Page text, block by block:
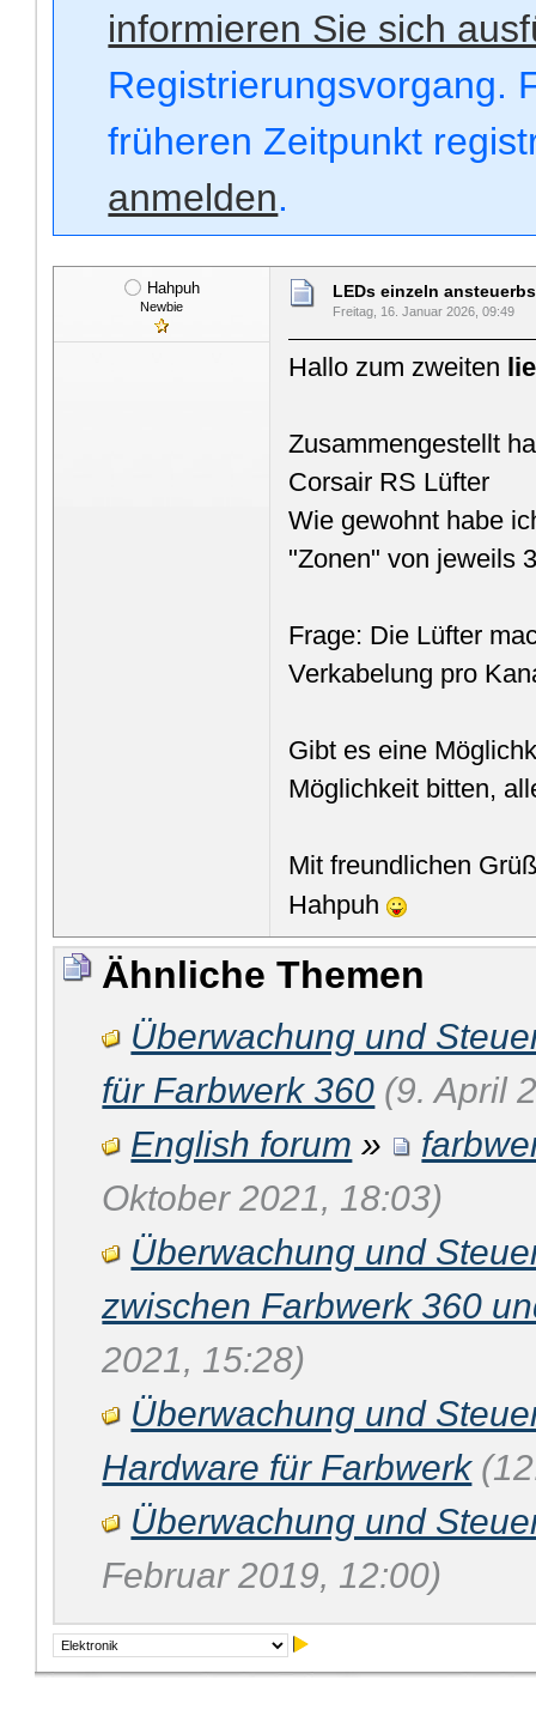
informieren Sie sich
Registrierungsvorgang.
früheren Zeitpunkt
anmelden.
Hahpuh
Newbie
LEDs einzeln
Freitag, 16. Januar 2026, 09:49
Hallo zum zweiten
Zusammengestellt
Corsair RS Lüfter
Wie gewohnt habe
"Zonen" von jeweils
Frage: Die Lüfter
Verkabelung pro
Gibt es eine
Möglichkeit bitten,
Mit freundlichen
Hahpuh
Ähnliche Themen
Überwachung und
für Farbwerk 360 (9. April
English forum »
Oktober 2021, 18:03)
Überwachung und
zwischen Farbwerk 360
2021, 15:28)
Überwachung und
Hardware für Farbwerk
Überwachung und
Februar 2019, 12:00)